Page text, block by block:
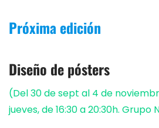
Próxima edición
Diseño de pósters
(Del 30 de sept al 4 de
jueves, de 16:30 a 20:30h. Grupo